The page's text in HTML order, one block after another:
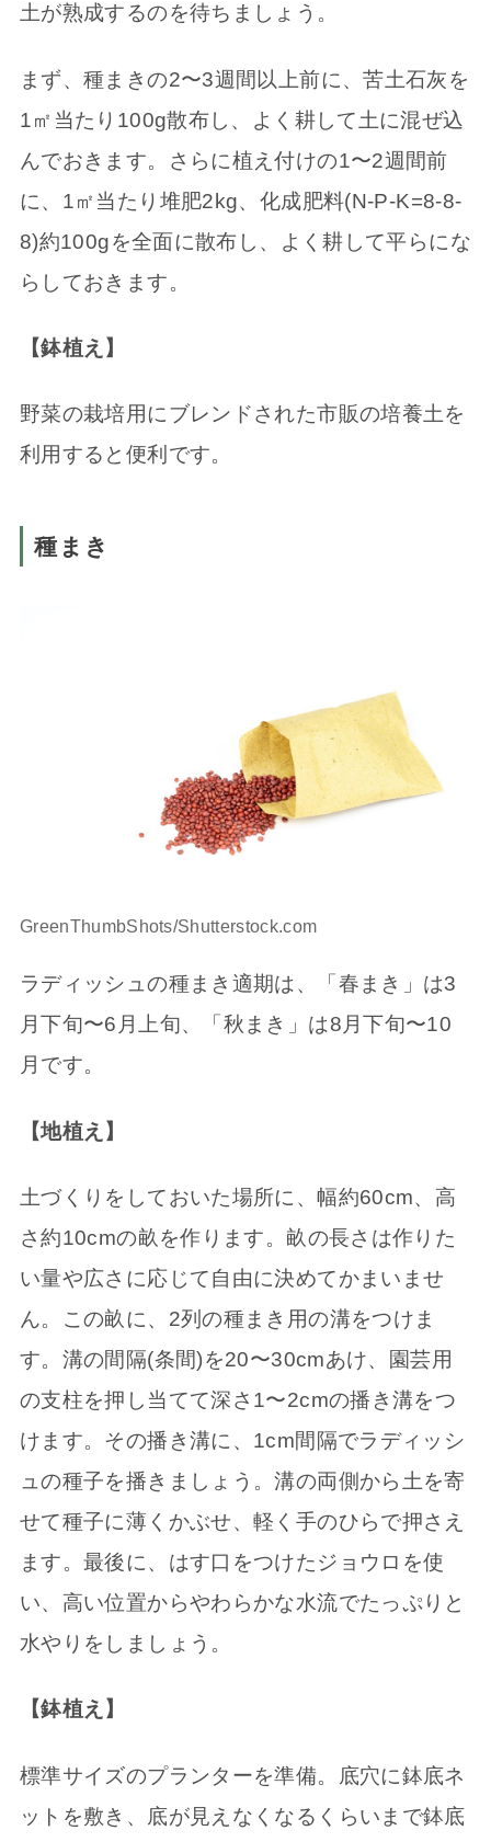
土が熟成するのを待ちましょう。
まず、種まきの2〜3週間以上前に、苦土石灰を
1㎡当たり100g散布し、よく耕して土に混ぜ込
んでおきます。さらに植え付けの1〜2週間前
に、1㎡当たり堆肥2kg、化成肥料(N-P-K=8-8-
8)約100gを全面に散布し、よく耕して平らにな
らしておきます。
【鉢植え】
野菜の栽培用にブレンドされた市販の培養土を
利用すると便利です。
種まき
GreenThumbShots/Shutterstock.com
ラディッシュの種まき適期は、「春まき」は3
月下旬〜6月上旬、「秋まき」は8月下旬〜10
月です。
【地植え】
土づくりをしておいた場所に、幅約60cm、高
さ約10cmの畝を作ります。畝の長さは作りた
い量や広さに応じて自由に決めてかまいませ
ん。この畝に、2列の種まき用の溝をつけま
す。溝の間隔(条間)を20〜30cmあけ、園芸用
の支柱を押し当てて深さ1〜2cmの播き溝をつ
けます。その播き溝に、1cm間隔でラディッシ
ュの種子を播きましょう。溝の両側から土を寄
せて種子に薄くかぶせ、軽く手のひらで押さえ
ます。最後に、はす口をつけたジョウロを使
い、高い位置からやわらかな水流でたっぷりと
水やりをしましょう。
【鉢植え】
標準サイズのプランターを準備。底穴に鉢底ネ
ットを敷き、底が見えなくなるくらいまで鉢底